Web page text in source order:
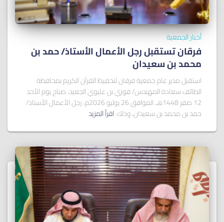
أخبار الجمعية
فرقان تستقبل رجل الأعمال الأستاذ/ ﺣﻤﺪ ﺑﻦ
ﻣﺤﻤﺪ ﺑﻦ ﺳﻌﻴﺪان
استقبل مدير عام جمعية فرقان لتحفيظ القرآن الكريم بمحافظة
الطائف سعادة المهندس/ فوزي بن عليوي الجعيد، صباح يوم الأحد
12 صفر 1448هـ الموافق 26 يوليو 2026م، رجل الأعمال الأستاذ/
حمد بن محمد بن سعيدان، وذلك اقرأ المزيد